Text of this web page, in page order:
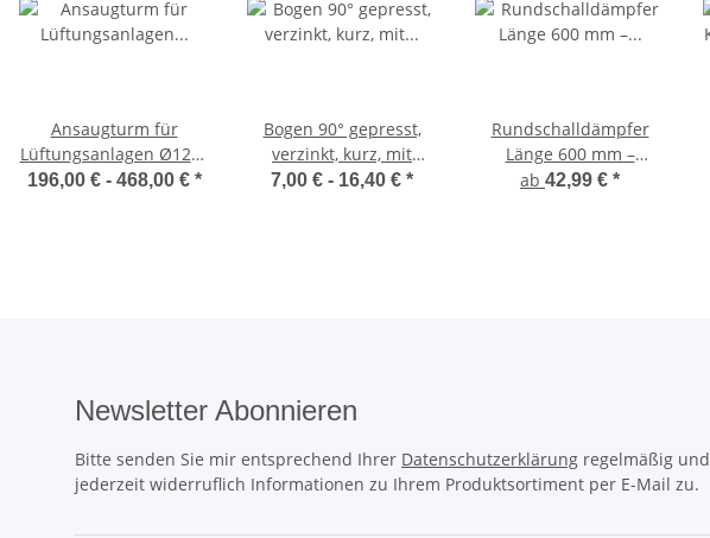
Ansaugturm für
Lüftungsanlagen Ø125–
250 –
196,00 € - 468,00 € *
Bogen 90° gepresst,
verzinkt, kurz, mit
Lippendichtung, DN80–
7,00 € - 16,40 € *
Rundschalldämpfer
Länge 600 mm –
Rohrschalldämpfer
ab 42,99 € *
Newsletter Abonnieren
Bitte senden Sie mir entsprechend Ihrer Datenschutzerklärung regelmäßig und
jederzeit widerruflich Informationen zu Ihrem Produktsortiment per E-Mail zu.